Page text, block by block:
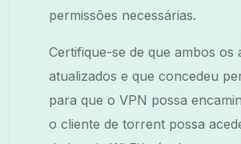
permissões necessárias.
Certifique-se de que ambos os
atualizados e que concedeu
para que o VPN possa
o cliente de torrent possa